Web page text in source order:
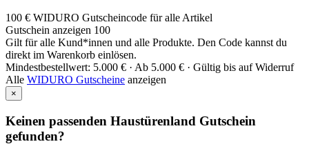
100 € WIDURO Gutscheincode für alle Artikel
Gutschein anzeigen 100
Gilt für alle Kund*innen und alle Produkte. Den Code kannst du
direkt im Warenkorb einlösen.
Mindestbestellwert: 5.000 € · Ab 5.000 € · Gültig bis auf Widerruf
Alle WIDURO Gutscheine anzeigen
×
Keinen passenden Haustürenland Gutschein
gefunden?